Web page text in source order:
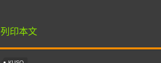
列印本文